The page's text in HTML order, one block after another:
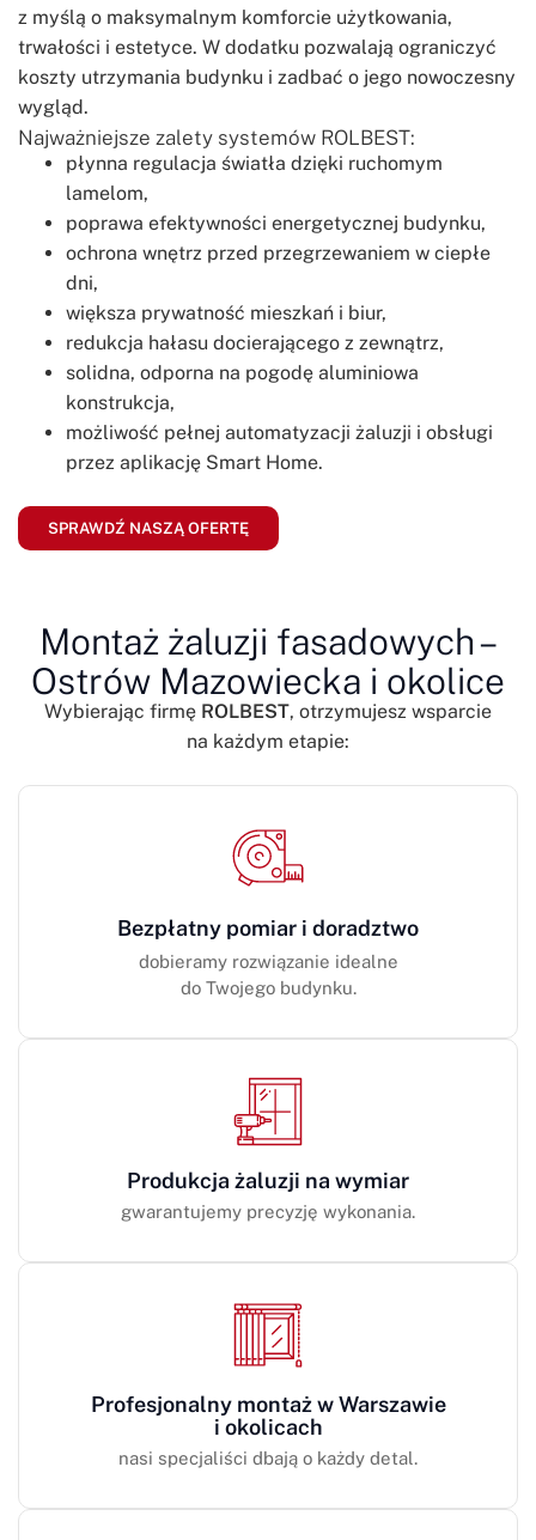
z myślą o maksymalnym komforcie użytkowania,
trwałości i estetyce. W dodatku pozwalają ograniczyć
koszty utrzymania budynku i zadbać o jego nowoczesny
wygląd.
Najważniejsze zalety systemów ROLBEST:
płynna regulacja światła dzięki ruchomym
lamelom,
poprawa efektywności energetycznej budynku,
ochrona wnętrz przed przegrzewaniem w ciepłe
dni,
większa prywatność mieszkań i biur,
redukcja hałasu docierającego z zewnątrz,
solidna, odporna na pogodę aluminiowa
konstrukcja,
możliwość pełnej automatyzacji żaluzji i obsługi
przez aplikację Smart Home.
SPRAWDŹ NASZĄ OFERTĘ
Montaż żaluzji fasadowych –
Ostrów Mazowiecka i okolice
Wybierając firmę ROLBEST, otrzymujesz wsparcie
na każdym etapie:
Bezpłatny pomiar i doradztwo
dobieramy rozwiązanie idealne
do Twojego budynku.
Produkcja żaluzji na wymiar
gwarantujemy precyzję wykonania.
Profesjonalny montaż w Warszawie
i okolicach
nasi specjaliści dbają o każdy detal.